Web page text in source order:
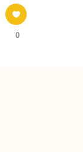
0